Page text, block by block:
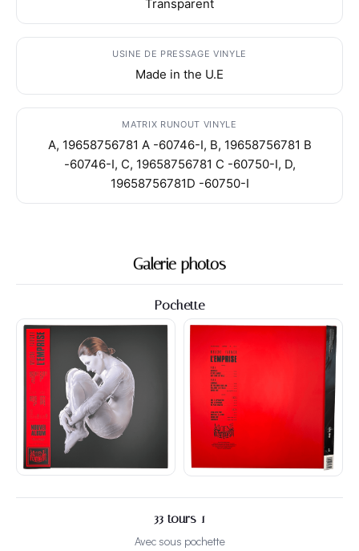
Transparent
USINE DE PRESSAGE VINYLE
Made in the U.E
MATRIX RUNOUT VINYLE
A, 19658756781 A -60746-I, B, 19658756781 B
-60746-I, C, 19658756781 C -60750-I, D,
19658756781D -60750-I
Galerie photos
Pochette
33 tours 1
Avec sous pochette